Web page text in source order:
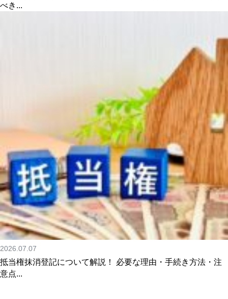
べき...
2026.07.07
抵当権抹消登記について解説！ 必要な理由・手続き方法・注
意点...